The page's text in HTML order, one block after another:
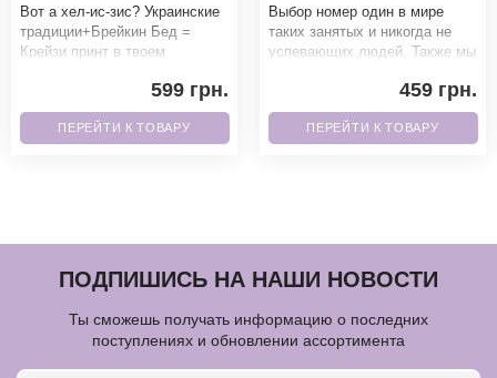
Вот а хел-ис-зис? Украинские
традиции+Брейкин Бед =
Крейзи принт в твоем
смогут пройти мимо.Б599 грн.
ПЕРЕЙТИ К ТОВАРУ
Выбор номер один в мире
таких занятых и никогда не
успевающих людей. Также мы
459 грн.
ПЕРЕЙТИ К ТОВАРУ
ПОДПИШИСЬ НА НАШИ НОВОСТИ
Ты сможешь получать информацию о последних
поступлениях и обновлении ассортимента